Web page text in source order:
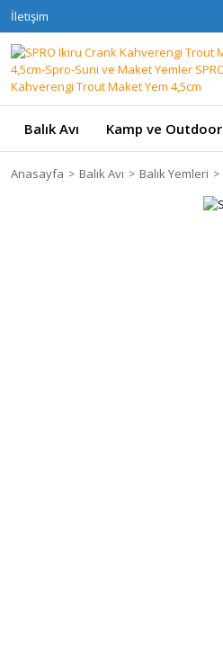
İletişim
Balık Avı Kamp ve Outdoor
Anasayfa Balık Avı Balık Yemleri